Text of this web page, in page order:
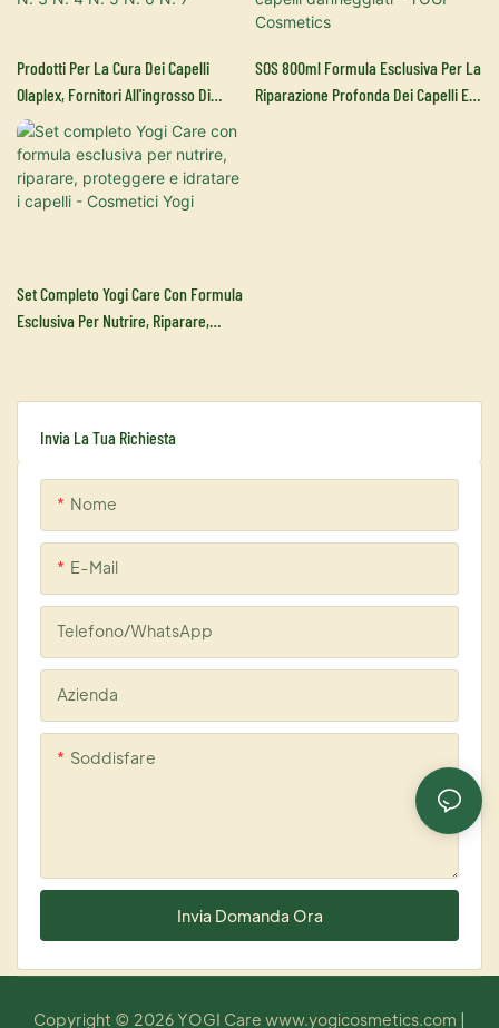
Invia La Tua Richiesta
Nome
E-Mail
Telefono/WhatsApp
Azienda
Soddisfare
Invia Domanda Ora
Prodotti Per La Cura Dei Capelli
Olaplex, Fornitori All'ingrosso Di
Prodotti Per La Cura Dei Capelli N. 1
N. 2 N. 3 N. 4 N. 5 N. 6 N. 7
SOS 800ml Formula Esclusiva Per La
Riparazione Profonda Dei Capelli E
Set Completo Yogi Care Con Formula
Esclusiva Per Nutrire, Riparare,
Copyright © 2026 YOGI Care www.yogicosmetics.com |